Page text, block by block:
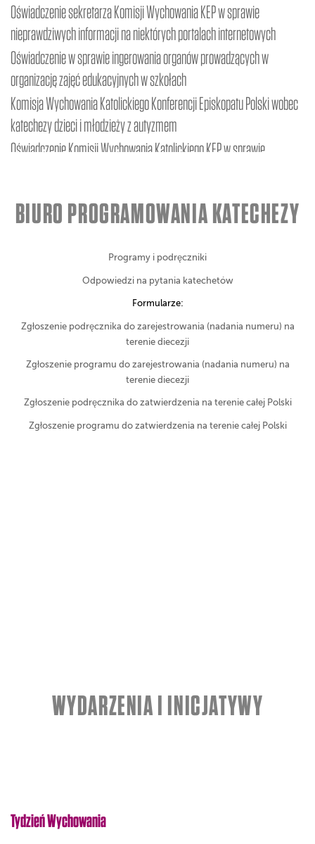
WYDARZENIA I INICJATYWY
Tydzień Wychowania
BIURO PROGRAMOWANIA KATECHEZY
Programy i podręczniki
Odpowiedzi na pytania katechetów
Formularze:
Zgłoszenie podręcznika do zarejestrowania (nadania numeru) na
terenie diecezji
Zgłoszenie programu do zarejestrowania (nadania numeru) na
terenie diecezji
Zgłoszenie podręcznika do zatwierdzenia na terenie całej Polski
Zgłoszenie programu do zatwierdzenia na terenie całej Polski
Oświadczenie sekretarza Komisji Wychowania KEP w sprawie
nieprawdziwych informacji na niektórych portalach internetowych
Oświadczenie w sprawie ingerowania organów prowadzących w
organizację zajęć edukacyjnych w szkołach
Komisja Wychowania Katolickiego Konferencji Episkopatu Polski wobec
katechezy dzieci i młodzieży z autyzmem
Oświadczenie Komisji Wychowania Katolickiego KEP w sprawie
LGBT